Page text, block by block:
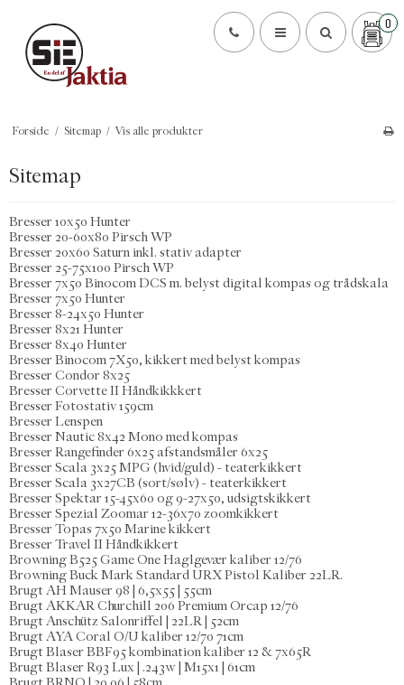
0
Forside / Sitemap / Vis alle produkter
Sitemap
Bresser 10x50 Hunter
Bresser 20-60x80 Pirsch WP
Bresser 20x60 Saturn inkl. stativ adapter
Bresser 25-75x100 Pirsch WP
Bresser 7x50 Binocom DCS m. belyst digital kompas og trådskala
Bresser 7x50 Hunter
Bresser 8-24x50 Hunter
Bresser 8x21 Hunter
Bresser 8x40 Hunter
Bresser Binocom 7X50, kikkert med belyst kompas
Bresser Condor 8x25
Bresser Corvette II Håndkikkkert
Bresser Fotostativ 159cm
Bresser Lenspen
Bresser Nautic 8x42 Mono med kompas
Bresser Rangefinder 6x25 afstandsmåler 6x25
Bresser Scala 3x25 MPG (hvid/guld) - teaterkikkert
Bresser Scala 3x27CB (sort/sølv) - teaterkikkert
Bresser Spektar 15-45x60 og 9-27x50, udsigtskikkert
Bresser Spezial Zoomar 12-36x70 zoomkikkert
Bresser Topas 7x50 Marine kikkert
Bresser Travel II Håndkikkert
Browning B525 Game One Haglgevær kaliber 12/76
Browning Buck Mark Standard URX Pistol Kaliber 22LR.
Brugt AH Mauser 98 | 6,5x55 | 55cm
Brugt AKKAR Churchill 206 Premium Orcap 12/76
Brugt Anschütz Salonriffel | 22LR | 52cm
Brugt AYA Coral O/U kaliber 12/70 71cm
Brugt Blaser BBF95 kombination kaliber 12 & 7x65R
Brugt Blaser R93 Lux | .243w | M15x1 | 61cm